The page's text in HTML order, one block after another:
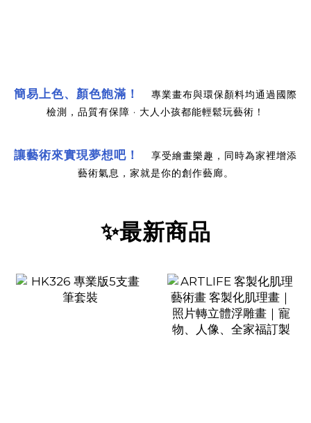
簡易上色、顏色飽滿 ！
專業畫布與環保顏料均通過國際
檢測，品質有保障 · 大人小孩都能輕鬆玩藝術！
讓藝術來實現夢想吧！
享受繪畫樂趣，同時為家裡增添
藝術氣息，家就是你的創作藝廊。
✨最新商品